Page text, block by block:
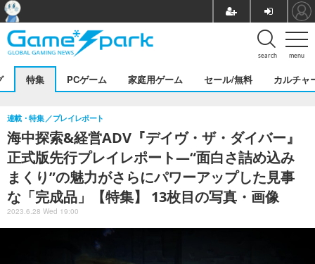
menu
search
特集 PCゲーム 家庭用ゲーム セール/無料 カルチャ
海中探索&経営ADV『デイヴ・ザ・ダイバー』
正式版先行プレイレポート―“面白さ詰め込み
まくり”の魅力がさらにパワーアップした見事
な「完成品」【特集】 13枚目の写真・画像
連載・特集 プレイレポート
2023.6.28 Wed 19:00